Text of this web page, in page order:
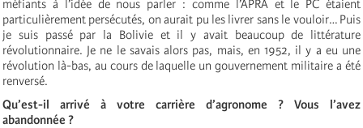
méfiants à l’idée de nous parler : comme l’APRA et le PC étaient
particulièrement persécutés, on aurait pu les livrer sans le vouloir… Puis
je suis passé par la Bolivie et il y avait beaucoup de littérature
révolutionnaire. Je ne le savais alors pas, mais, en 1952, il y a eu une
révolution là-bas, au cours de laquelle un gouvernement militaire a été
renversé.
Qu’est-il arrivé à votre carrière d’agronome ? Vous l’avez
abandonnée ?